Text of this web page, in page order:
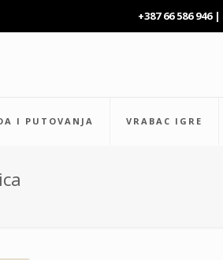
+387 66 586 946 |
I PUTOVANJA VRABAC IGRE